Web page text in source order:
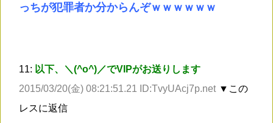
っちが犯罪者か分からんぞｗｗｗｗｗｗ
11: 以下、＼(^o^)／でVIPがお送りします
2015/03/20(金) 08:21:51.21 ID:TvyUAcj7p.net ▼この
レスに返信